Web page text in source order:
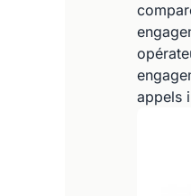
appels